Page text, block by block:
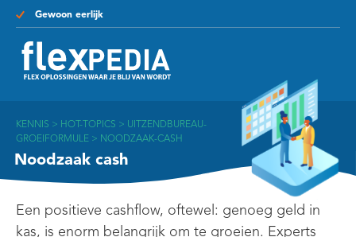
Gewoon eerlijk
KENNIS > HOT-TOPICS > UITZENDBUREAU-
GROEIFORMULE > NOODZAAK-CASH
Noodzaak cash
Een positieve cashflow, oftewel: genoeg geld in
kas, is enorm belangrijk om te groeien. Experts